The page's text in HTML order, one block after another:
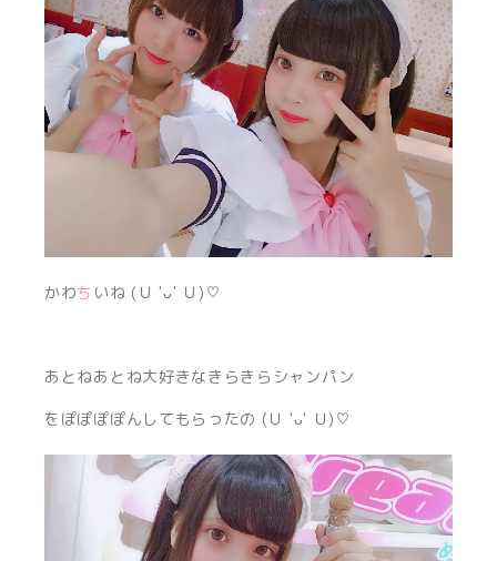
かわち いね (Ｕ 'ᴗ' Ｕ)♡
あとねあとね大好きなきらきらシャンパン
をぽぽぽぽんしてもらったの (Ｕ 'ᴗ' Ｕ)♡